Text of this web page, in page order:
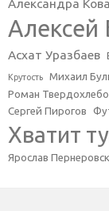
Александра
Алексей
Асхат Уразбаев
Крутость Михаил
Роман
Сергей Пирогов
Хватит
Ярослав